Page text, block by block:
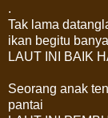
.
Tak lama
ikan begitu
LAUT INI BAIK
Seorang anak
pantai